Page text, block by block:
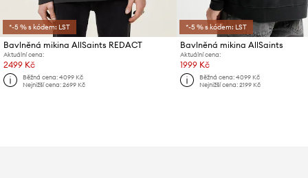
*-5 % s kódem: LST
Bavlněná mikina AllSaints REDACT
Aktuální cena:
2499 Kč
Běžná cena:4099 Kč
Nejnižší cena:2699 Kč
*-5 % s kódem: LST
Bavlněná mikina AllSaints
Aktuální cena:
1999 Kč
Běžná cena:4099 Kč
Nejnižší cena:2199 Kč